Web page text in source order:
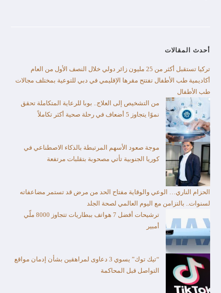
أحدث المقالات
تركيا تستقبل أكثر من 25 مليون زائر دولي خلال النصف الأول من العام​
أكاديمية طب الأطفال تفتتح مقرها الإقليمي في دبي للتوعية بمختلف مجالات
طب الأطفال
من التشخيص إلى العلاج.. بوبا للرعاية المتكاملة تحقق
نموًا يتجاوز 5 أضعاف في رحلة صحية أكثر تكاملاً
موجة صعود الأسهم المرتبطة بالذكاء الاصطناعي في
كوريا الجنوبية تأتي مصحوبة بتقلبات مرتفعة
الحزام الناري… الوعي والوقاية مفتاح الحد من مرض قد تستمر مضاعفاته
لسنوات.. بالتزامن مع اليوم العالمي لصحة الجلد
ترشيحات أفضل 7 هواتف ببطاريات تتجاوز 8000 ملّي
أمبير
“تيك توك” يسوي 3 دعاوى لمراهقين بشأن إدمان مواقع
التواصل قبل المحاكمة